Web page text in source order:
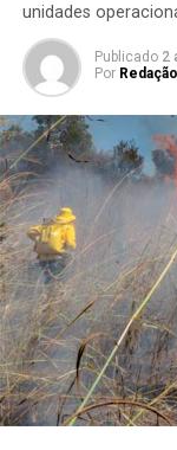
unidades
Publicado 2
Por